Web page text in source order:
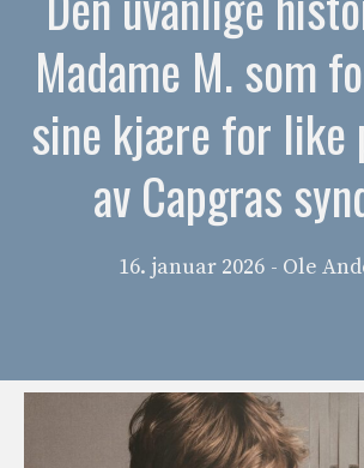
Madame M. som
sine kjære for like
av Capgras
16. januar 2026 - Ole